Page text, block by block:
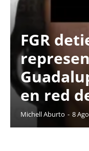
FGR
en red
Michell Aburto - 8